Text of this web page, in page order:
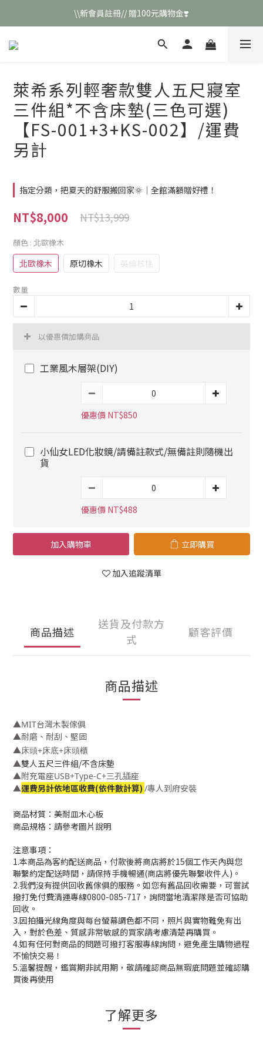
\\新會員註冊// 贈100元購物金❣️
\\新會員註冊// 贈100元購物金❣️
LINE好友招募\\ 回答數字 領取50元折扣碼 //
萊希系列輕奢款雙人五尺寢室
三件組*不含床墊(三色可選)
【FS-001+3+KS-002】/運費
另計
指定分類，把夏天的舒服搬回家🌞｜全館滿額贈好禮！
NT$8,000 NT$13,999
顏色 : 北歐橡木
北歐橡木 原切橡木 英倫核桃
數量
以優惠價加購商品
工業風木層架(DIY)
優惠價 NT$850
小仙女LED化妝鏡/請備註款式/無備註則隨機出
貨
優惠價 NT$488
加入購物車 立即購買
加入追蹤清單
商品描述
送貨及付款方
式
顧客評價
商品描述
▲MIT台灣木製傢俱
▲耐磨、耐刮、堅固
▲床頭+床底+床頭櫃
▲雙人五尺三件組/不含床墊
▲附充電座USB+Type-C+三孔插座
▲運費另計依地區收費(依件數計算) /專人到府安裝
商品材質：美耐皿木心板
商品規格：請參考圖片說明
注意事項：
1.本商品為客約配送商品，付款後將商店將於15個工作天內與您
聯繫約定配送時間，請保持手機暢通(商店將優先聯繫收件人)。
2.我們沒有提供回收舊傢俱的服務。如您有舊品回收需要，可嘗試
撥打免付費清運專線0800-085-717，詢問當地清潔隊是否可協助
回收。
3.因拍攝光線角度與每台螢幕調色都不同，照片與實物難免有出
入，對於色差、質感非常敏感的買家請考慮清楚再購買。
4.如有任何對商品的問題可撥打客服專線詢問，避免產生購物過程
不愉快交易！
5.溫馨提醒，鑑賞期非試用期，敬請確認商品無瑕庛問題並確認購
買後再使用
了解更多